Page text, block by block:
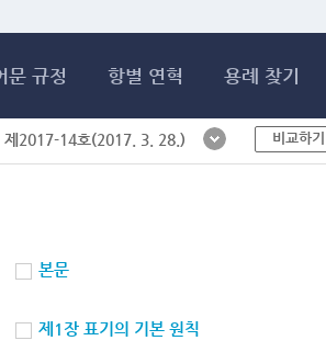
문 규정 항별 연혁 용례 찾기
제2017-14호(2017. 3. 28.) 비교하기
본문
제1장 표기의 기본 원칙